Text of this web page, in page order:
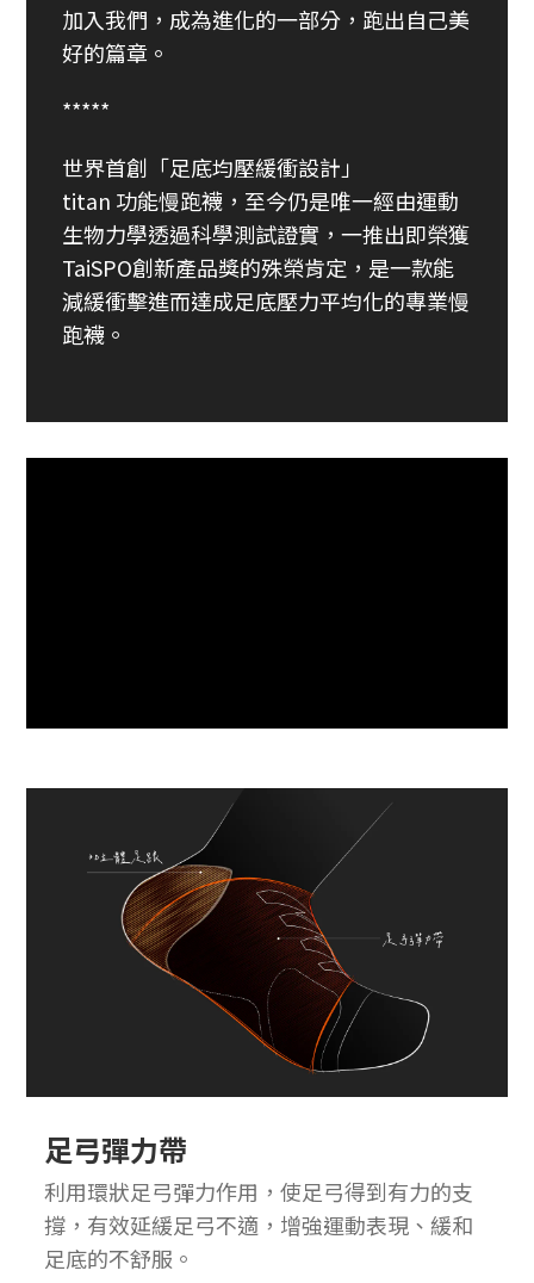
加入我們，成為進化的一部分，跑出自己美
好的篇章。
*****
世界首創「足底均壓緩衝設計」
titan 功能慢跑襪，至今仍是唯一經由運動
生物力學透過科學測試證實，一推出即榮獲
TaiSPO創新產品獎的殊榮肯定，是一款能
減緩衝擊進而達成足底壓力平均化的專業慢
跑襪。
足弓彈力帶
利用環狀足弓彈力作用，使足弓得到有力的支
撐，有效延緩足弓不適，增強運動表現、緩和
足底的不舒服。